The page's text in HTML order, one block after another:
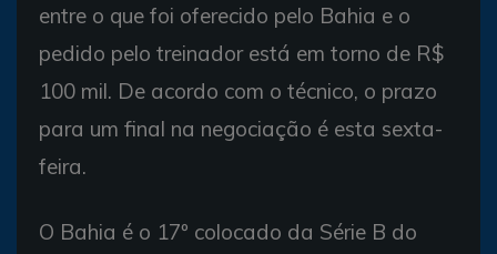
entre o que foi oferecido pelo Bahia e o
pedido pelo treinador está em torno de R$
100 mil. De acordo com o técnico, o prazo
para um final na negociação é esta sexta-
feira.
O Bahia é o 17º colocado da Série B do